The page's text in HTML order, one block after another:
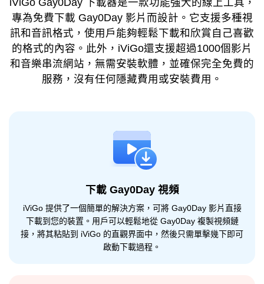
專為免費下載 Gay0Day 影片而設計。它支援多種視
訊和音訊格式，使用戶能夠輕鬆下載和欣賞自己喜歡
的格式的內容。此外，iViGo還支援超過1000個影片
和音樂串流網站，無需安裝軟體，並確保完全免費的
服務，沒有任何隱藏費用或安裝費用。
下載 Gay0Day 視頻
iViGo 提供了一個簡單的解決方案，可將 Gay0Day 影片直接
下載到您的裝置。用戶可以輕鬆地從 Gay0Day 複製視頻鏈
接，將其粘貼到 iViGo 的直觀界面中，然後只需單擊幾下即可
啟動下載過程。